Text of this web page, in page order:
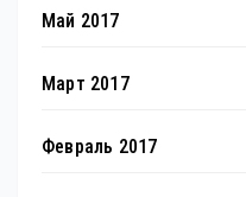
Май 2017
Март 2017
Февраль 2017